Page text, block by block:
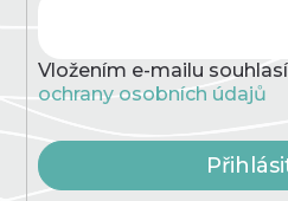
Vložením e-mailu
ochrany osobních údajů